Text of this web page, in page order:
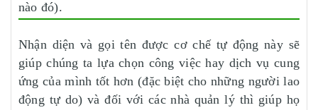
nào đó).
Nhận diện và gọi tên được cơ chế tự động này sẽ
giúp chúng ta lựa chọn công việc hay dịch vụ cung
ứng của mình tốt hơn (đặc biệt cho những người lao
động tự do) và đối với các nhà quản lý thì giúp họ